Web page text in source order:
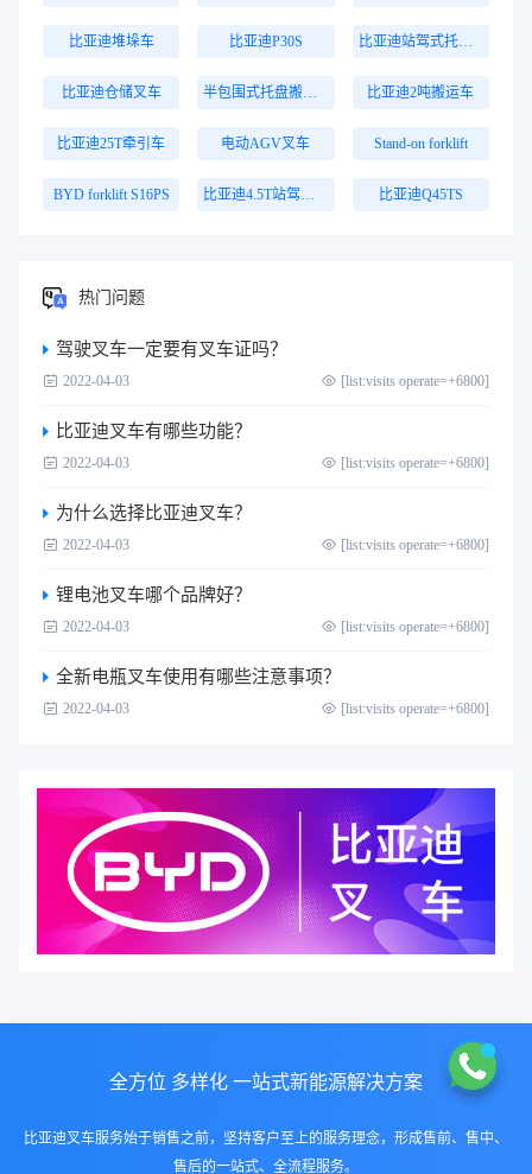
比亚迪堆垛车 比亚迪P30S 比亚迪站驾式托盘搬运车
比亚迪仓储叉车 比亚迪2吨搬运车
比亚迪25T牵引车 电动AGV叉车 Stand-on forklift
BYD forklift S16PS 比亚迪Q45TS
热门问题
驾驶叉车一定要有叉车证吗？
2022-04-03 [list:visits operate=+6800]
比亚迪叉车有哪些功能？
2022-04-03 [list:visits operate=+6800]
为什么选择比亚迪叉车？
2022-04-03 [list:visits operate=+6800]
锂电池叉车哪个品牌好？
2022-04-03 [list:visits operate=+6800]
全新电瓶叉车使用有哪些注意事项？
2022-04-03 [list:visits operate=+6800]
全方位 多样化 一站式新能源解决方案
比亚迪叉车服务始于销售之前，坚持客户至上的服务理念，形成售前、售中、
售后的一站式、全流程服务。